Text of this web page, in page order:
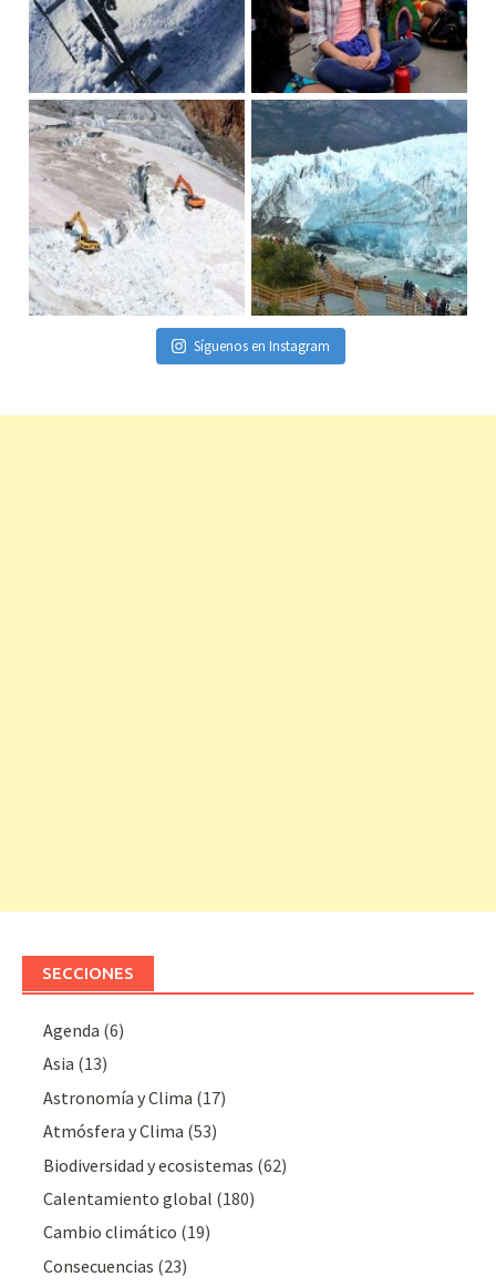
Síguenos en Instagram
SECCIONES
Agenda (6)
Asia (13)
Astronomía y Clima (17)
Atmósfera y Clima (53)
Biodiversidad y ecosistemas (62)
Calentamiento global (180)
Cambio climático (19)
Consecuencias (23)